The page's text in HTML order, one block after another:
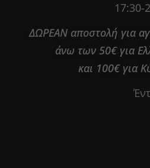
17:30-
ΔΩΡΕΑΝ αποστολή για
άνω των 50€ για
και 100€ για